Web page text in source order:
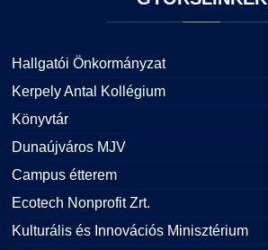
Hallgatói Önkormányzat
Kerpely Antal Kollégium
Könyvtár
Dunaújváros MJV
Campus étterem
Ecotech Nonprofit Zrt.
Kulturális és Innovációs Minisztérium